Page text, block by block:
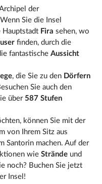
der
Sie die Insel
Hauptstadt Firasehen, wo
finden, durch die
fantastischeAussicht
, die Sie zu den Dörfern
Sie auch den
über587 Stufen
können Sie mit der
von Ihrem Sitz aus
Santorin machen. Auf der
wieStrände und
noch? Buchen Sie jetzt
Insel!